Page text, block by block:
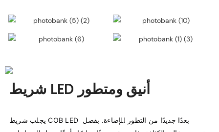
شريط LED أنيق ومتطور
يجلب شريط COB LED بعدًا جديدًا من التطور للإضاءة. بفضل